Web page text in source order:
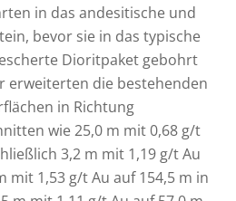
in das andesitische und
bevor sie in das typische
Dioritpaket gebohrt
erweiterten die bestehenden
in Richtung
wie 25,0 m mit 0,68 g/t
3,2 m mit 1,19 g/t Au
mit 1,53 g/t Au auf 154,5 m in